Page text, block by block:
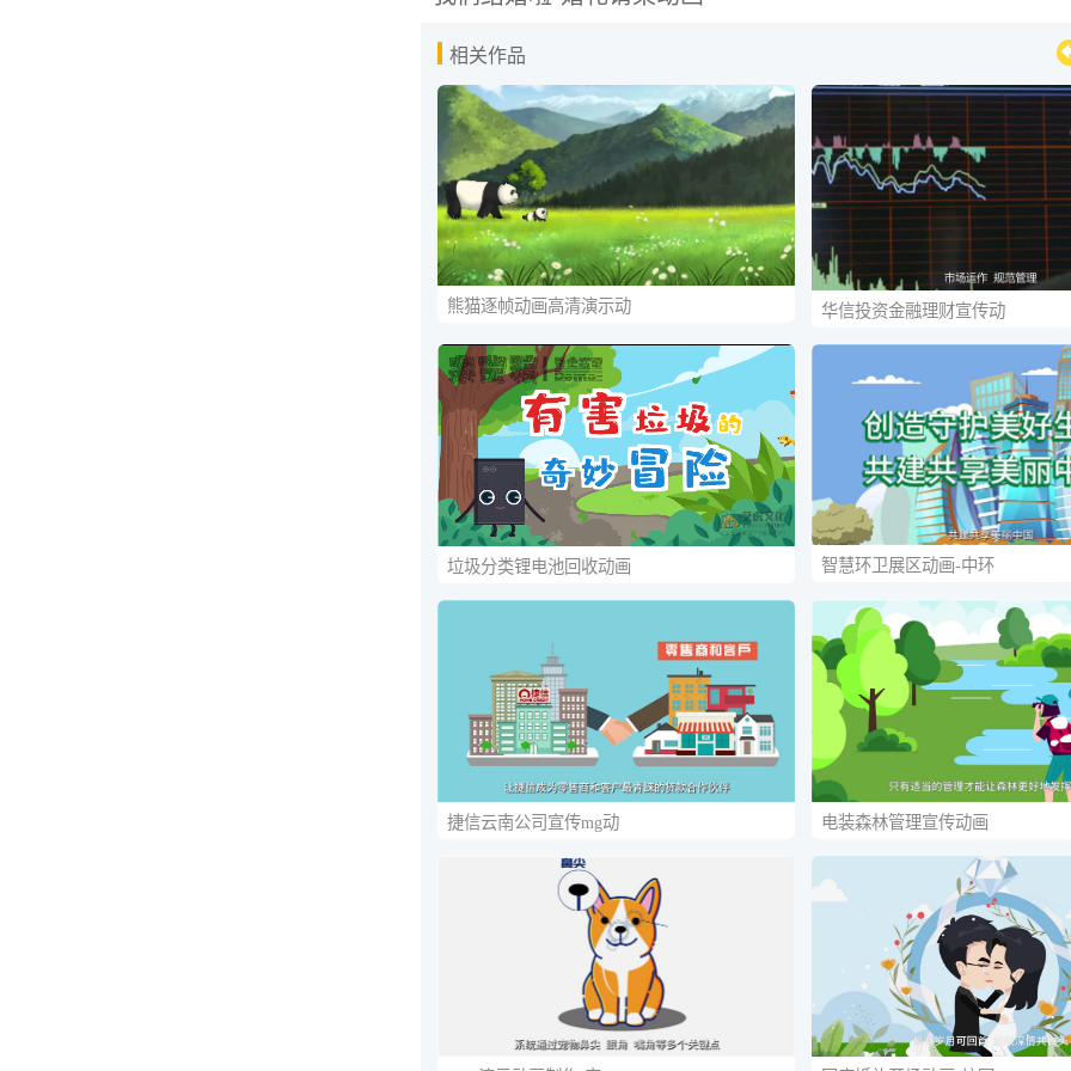
相关作品
熊猫逐帧动画高清演示动 华信投资金融理财宣传动
垃圾分类锂电池回收动画 智慧环卫展区动画-中环
捷信云南公司宣传mg动 电装森林管理宣传动画